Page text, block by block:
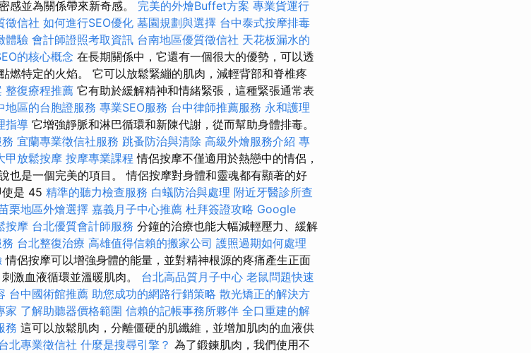
感並為關係帶來新奇感。 完美的外燴Buffet方案 專業貨運行
徵信社 如何進行SEO優化 墓園規劃與選擇 台中泰式按摩排毒
體驗 會計師證照考取資訊 台南地區優質徵信社 天花板漏水的
的核心概念 在長期關係中，它還有一個很大的優勢，可以透
燃特定的火焰。 它可以放鬆緊繃的肌肉，減輕背部和脊椎疼
整復療程推薦 它有助於緩解精神和情緒緊張，這種緊張通常表
地區的台胞證服務 專業SEO服務 台中律師推薦服務 永和護理
指導 它增強靜脈和淋巴循環和新陳代謝，從而幫助身體排毒。
宜蘭專業徵信社服務 跳蚤防治與清除 高級外燴服務介紹 專
甲放鬆按摩 按摩專業課程情侶按摩不僅適用於熱戀中的情侶，
也是一個完美的項目。 情侶按摩對身體和靈魂都有顯著的好
使是 45 精準的聽力檢查服務 白蟻防治與處理 附近牙醫診所查
栗地區外燴選擇 嘉義月子中心推薦 杜拜簽證攻略 Google
按摩 台北優質會計師服務 分鐘的治療也能大幅減輕壓力、緩解
台北整復治療 高雄值得信賴的搬家公司 護照過期如何處理
情侶按摩可以增強身體的能量，並對精神根源的疼痛產生正面
激血液循環並溫暖肌肉。 台北高品質月子中心 老鼠問題快速
台中國術館推薦 助您成功的網路行銷策略 散光矯正的解決方
家 了解助聽器價格範圍 信賴的記帳事務所夥伴 全口重建的解
務 這可以放鬆肌肉，分離僵硬的肌纖維，並增加肌肉的血液供
北專業徵信社 什麼是搜尋引擎？ 為了鍛鍊肌肉，我們使用不